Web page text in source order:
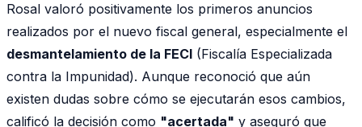
Rosal valoró positivamente los primeros anuncios
realizados por el nuevo fiscal general, especialmente el
desmantelamiento de la FECI (Fiscalía Especializada
contra la Impunidad). Aunque reconoció que aún
existen dudas sobre cómo se ejecutarán esos cambios,
calificó la decisión como "acertada" y aseguró que